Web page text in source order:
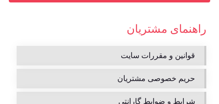
راهنمای مشتریان
قوانین و مقررات سایت
حریم خصوصی مشتریان
شرایط و ضوابط گارانتی